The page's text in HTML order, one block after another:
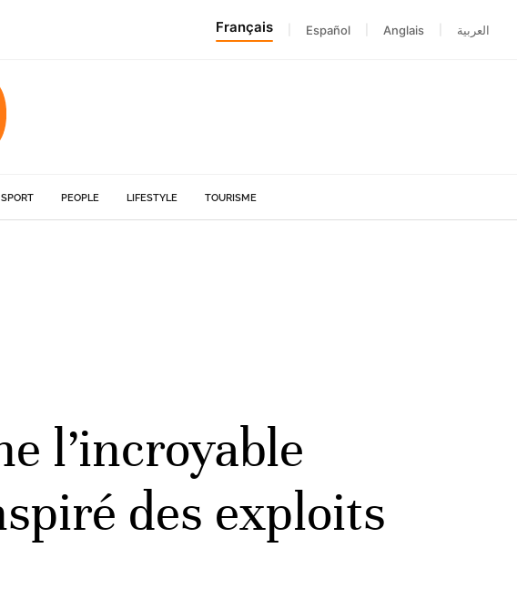
Français Español Anglais العربية
SPORT PEOPLE LIFESTYLE TOURISME
l’incroyable
des exploits